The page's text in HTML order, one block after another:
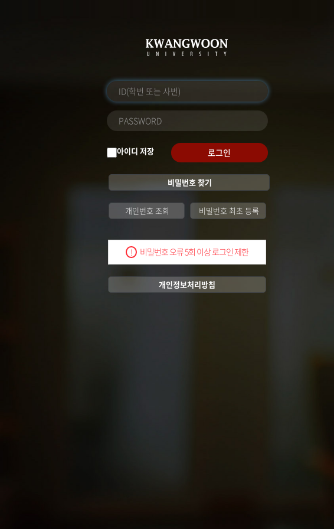
아이디 저장 로그인
비밀번호 찾기
개인번호 조회 비밀번호 최초 등록
! 비밀번호 오류 5회 이상 로그인 제한
개인정보처리방침